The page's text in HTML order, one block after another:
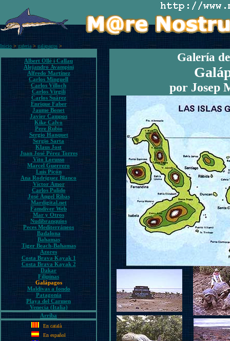
Inicio >galeria>galapagos >
Albert Ollé i Callau
Alejandro Avampini
Alfredo Martínez
Carlos Minguell
Carlos Villoch
Carlos Virgili
Carlos Suárez
Enrique Faber
Jaume Bonet
Javier Campos
Kike Calvo
Pere Rubio
Sergio Hanquet
Sergio Sarta
Klaus Jost
Juan José Pérez Torres
Vito Lorusso
Marcel Guerrero
Luis Picón
Ana Rodríguez Blanco
Víctor Amor
Carlos Pulido
José Ángel Ribas
Mardigital.net
Famdiver Web
Mar y Otros
Nudibranquios
Peces Mediterráneos
Badalona
Bahamas
Tiger Beach-Bahamas
Azores
Costa Brava Kayak 1
Costa Brava Kayak 2
Dakar
Filipinas
Galápagos
Maldivas a fondo
Patagonia
Playa del Carmen
Venecia (Italia)
Arriba
En català
En español
Galería
por Josep